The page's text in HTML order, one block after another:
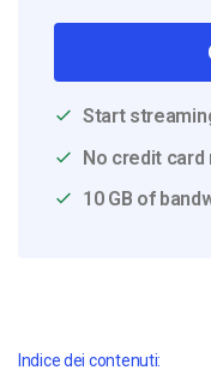
Start
No credit card
10 GB of
Indice dei contenuti: